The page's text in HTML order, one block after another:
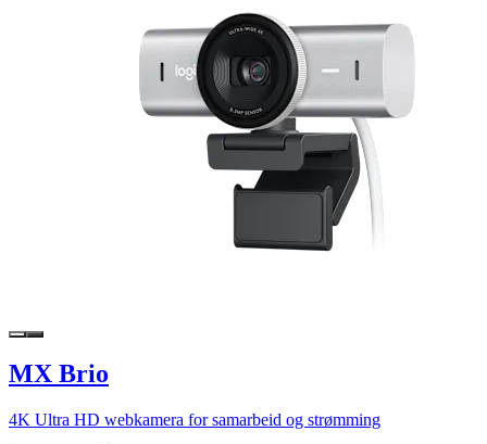
MX Brio
4K Ultra HD webkamera for samarbeid og strømming